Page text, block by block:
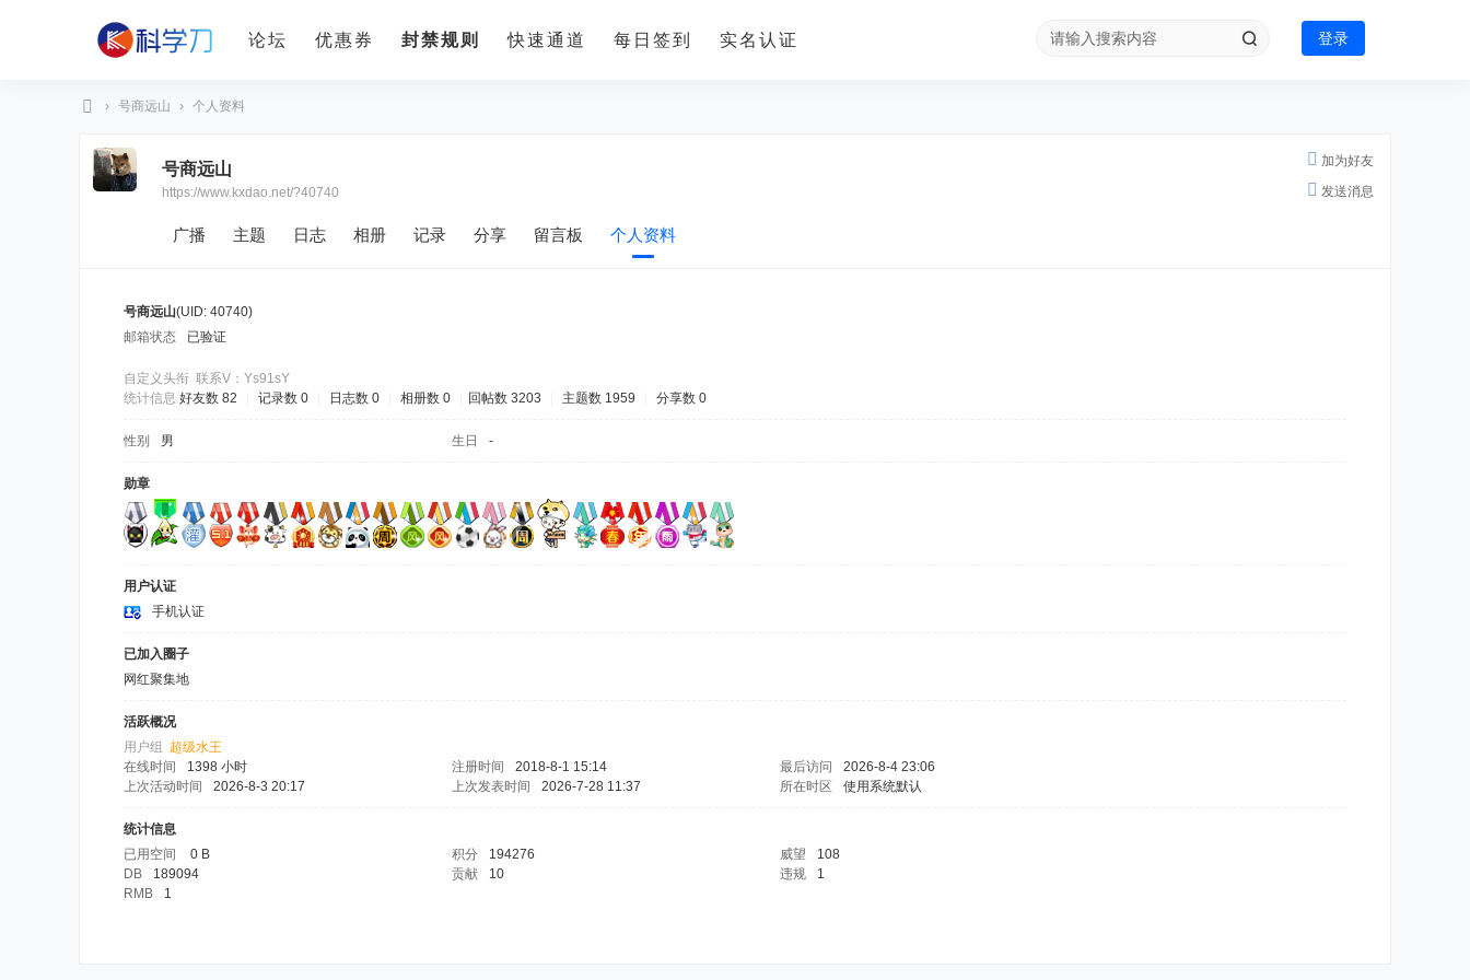
论坛 优惠券 封禁规则 快速通道 每日签到 实名认证 登录
学
› 号商远山 › 个人资料
加为好友
发送消息
号商远山
https://www.kxdao.net/?40740
广播 主题 日志 相册 记录 分享 留言板 个人资料
号商远山(UID: 40740)
邮箱状态
已验证
自定义头衔 联系V：Ys91sY
统计信息 好友数 82 记录数 0 日志数 0 相册数 0 回帖数 3203 主题数 1959 分享数 0
性别 男 生日 -
勋章
用户认证
手机认证
已加入圈子
网红聚集地
活跃概况
用户组 超级水王
在线时间
1398 小时 注册时间 2018-8-1 15:14 最后访问
2026-8-4 23:06
上次活动时间
2026-8-3 20:17 上次发表时间 2026-7-28 11:37 所在时区 使用系统默认
统计信息
已用空间
0 B 积分 194276 威望
108
DB
189094 贡献 10 违规
1
RMB
1